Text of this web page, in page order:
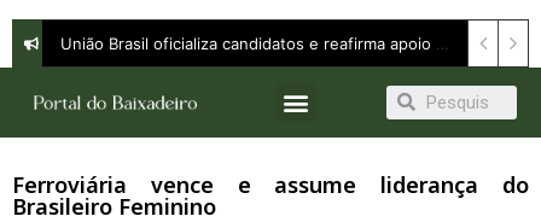
Ferroviária vence e assume liderança do
Brasileiro Feminino